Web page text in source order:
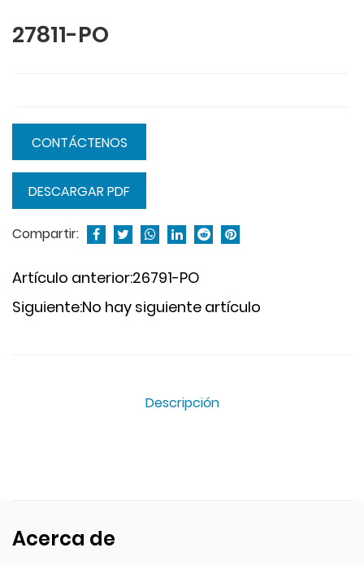
27811-PO
CONTÁCTENOS
DESCARGAR PDF
Compartir:
Artículo anterior:26791-PO
Siguiente:No hay siguiente artículo
Descripción
Acerca de